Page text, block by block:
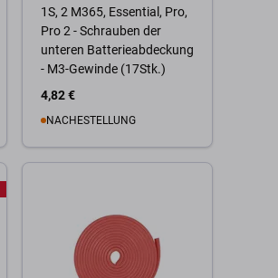
1S, 2 M365, Essential, Pro,
Pro 2 - Schrauben der
unteren Batterieabdeckung
- M3-Gewinde (17Stk.)
4,82 €
NACHESTELLUNG